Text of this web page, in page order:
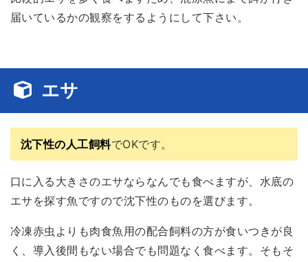
届いているかの観察をするようにして下さい。
エサ
沈下性の人工飼料でOKです。
口に入る大きさのエサならなんでも食べますが、水底の
エサを探す魚ですので沈下性のものを選びます。
冷凍赤虫よりも肉食魚用の配合飼料の方が食いつきが良
く、導入後間もない場合でも問題なく食べます。そもそ